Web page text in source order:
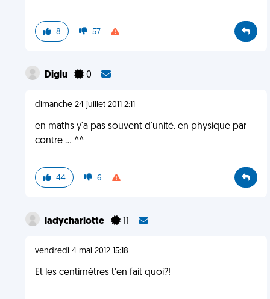
8 57
Diglu 0
dimanche 24 juillet 2011 2:11
en maths y'a pas souvent d'unité. en physique par
contre ... ^^
44 6
ladycharlotte 11
vendredi 4 mai 2012 15:18
Et les centimètres t'en fait quoi?!